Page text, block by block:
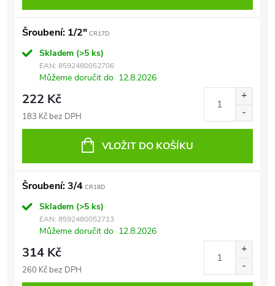
Šroubení: 1/2" CR17D
Skladem (>5 ks)
EAN: 8592480052706
Můžeme doručit do 12.8.2026
222 Kč
183 Kč bez DPH
VLOŽIT DO KOŠÍKU
Šroubení: 3/4 CR18D
Skladem (>5 ks)
EAN: 8592480052713
Můžeme doručit do 12.8.2026
314 Kč
260 Kč bez DPH